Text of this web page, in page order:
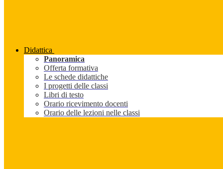
Didattica
Panoramica
Offerta formativa
Le schede didattiche
I progetti delle classi
Libri di testo
Orario ricevimento docenti
Orario delle lezioni nelle classi